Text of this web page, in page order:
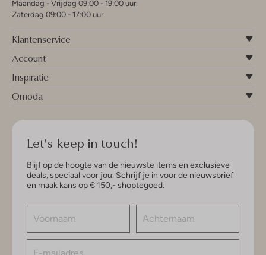
Maandag - Vrijdag 09:00 - 19:00 uur
Zaterdag 09:00 - 17:00 uur
Klantenservice
Account
Inspiratie
Omoda
Let's keep in touch!
Blijf op de hoogte van de nieuwste items en exclusieve
deals, speciaal voor jou. Schrijf je in voor de nieuwsbrief
en maak kans op € 150,- shoptegoed.